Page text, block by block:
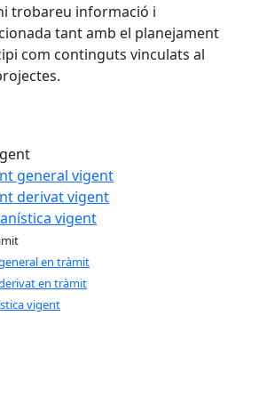
trobareu informació i
tant amb el planejament
com continguts vinculats al
general vigent
derivat vigent
vigent
en tràmit
en tràmit
vigent